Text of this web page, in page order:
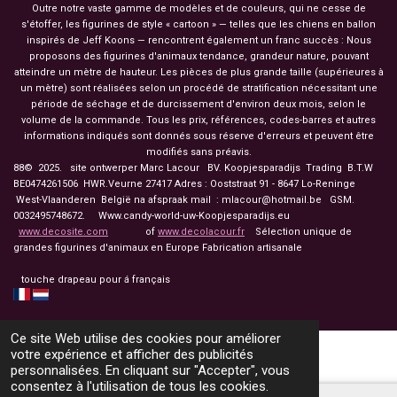
Ce site Web utilise des cookies pour améliorer
votre expérience et afficher des publicités
personnalisées. En cliquant sur "Accepter", vous
consentez à l'utilisation de tous les cookies.
Outre notre vaste gamme de modèles et de couleurs, qui ne cesse de
s'étoffer, les figurines de style « cartoon » — telles que les chiens en ballon
inspirés de Jeff Koons — rencontrent également un franc succès : Nous
proposons des figurines d'animaux tendance, grandeur nature, pouvant
atteindre un mètre de hauteur. Les pièces de plus grande taille (supérieures à
un mètre) sont réalisées selon un procédé de stratification nécessitant une
période de séchage et de durcissement d'environ deux mois, selon le
volume de la commande. Tous les prix, références, codes-barres et autres
informations indiqués sont donnés sous réserve d'erreurs et peuvent être
modifiés sans préavis.
88© 2025. site ontwerper Marc Lacour BV. Koopjesparadijs Trading
B.T.W
BE0474261506 HWR.Veurne 27417 Adres : Ooststraat 91 - 8647 Lo-Reninge
West-Vlaanderen België na afspraak mail : mlacour@hotmail.be GSM.
0032495748672. Www.candy-world-uw-Koopjesparadijs.eu
www.decosite.com of www.decolacour.fr Sélection unique de
grandes figurines d'animaux en Europe Fabrication artisanale
touche drapeau pour á français